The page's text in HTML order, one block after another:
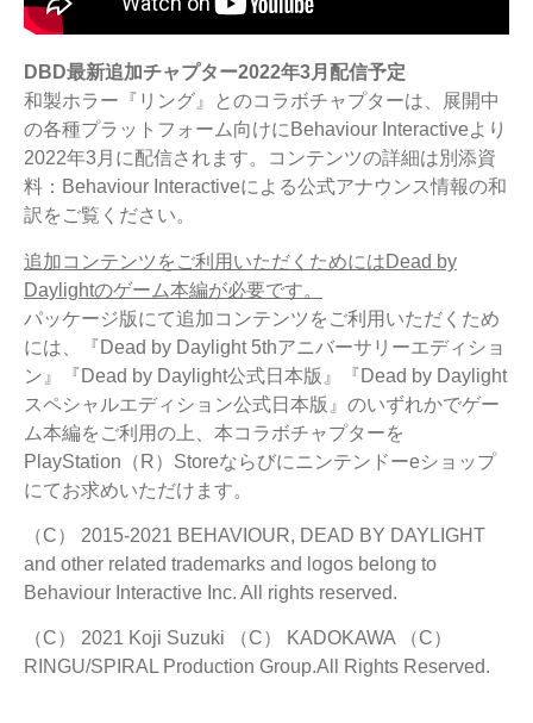
DBD最新追加チャプター2022年3月配信予定
和製ホラー『リング』とのコラボチャプターは、展開中
の各種プラットフォーム向けにBehaviour Interactiveより
2022年3月に配信されます。コンテンツの詳細は別添資
料：Behaviour Interactiveによる公式アナウンス情報の和
訳をご覧ください。
追加コンテンツをご利用いただくためにはDead by
Daylightのゲーム本編が必要です。
パッケージ版にて追加コンテンツをご利用いただくため
には、『Dead by Daylight 5thアニバーサリーエディショ
ン』『Dead by Daylight公式日本版』『Dead by Daylight
スペシャルエディション公式日本版』のいずれかでゲー
ム本編をご利用の上、本コラボチャプターを
PlayStation（R）Storeならびにニンテンドーeショップ
にてお求めいただけます。
（C） 2015-2021 BEHAVIOUR, DEAD BY DAYLIGHT
and other related trademarks and logos belong to
Behaviour Interactive Inc. All rights reserved.
（C） 2021 Koji Suzuki （C） KADOKAWA （C）
RINGU/SPIRAL Production Group.All Rights Reserved.